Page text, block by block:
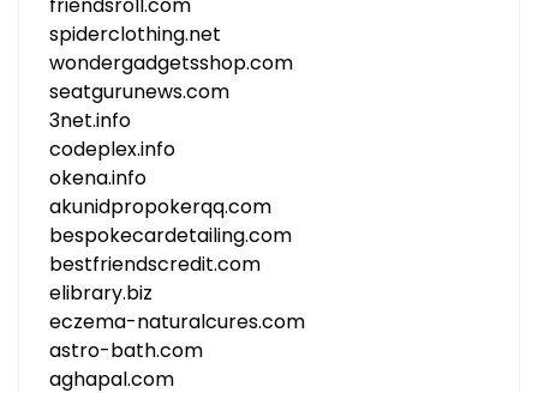
spiderclothing.net
wondergadgetsshop.com
seatgurunews.com
3net.info
codeplex.info
okena.info
akunidpropokerqq.com
bespokecardetailing.com
bestfriendscredit.com
elibrary.biz
eczema-naturalcures.com
astro-bath.com
aghapal.com